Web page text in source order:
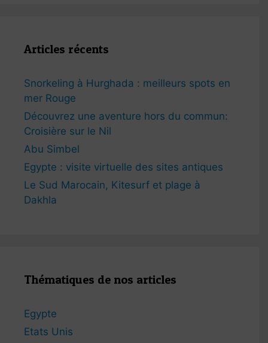
Articles récents
Snorkeling à Hurghada : meilleurs spots en
mer Rouge
Découvrez une aventure hors du commun:
Croisière sur le Nil
Abu Simbel
Egypte : visite virtuelle des sites antiques
Le Sud Marocain, Kitesurf et plage à
Dakhla
Thématiques de nos articles
Egypte
Etats Unis